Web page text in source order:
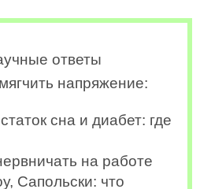
ответы
напряжение:
сна и диабет: где
на работе
Сапольски: что